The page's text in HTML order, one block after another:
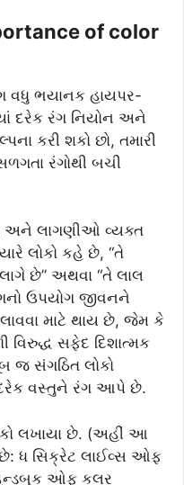
of color
વધુ ભયાનક હાયપર-
દરેક રંગ નિયોન અને
કરી શકો છો, તમારી
રંગોથી બચી
અને લાગણીઓ વ્યક્ત
લોકો કહે છે, “તે
લાગે છે” અથવા “તે લાલ
ઉપયોગ જીવનને
માટે થાય છે, જેમ કે
વિરુદ્ધ સફેદ દિશાત્મક
જ સંગઠિત લોકો
દરેક વસ્તુને રંગ આપે છે.
લખાયા છે. (અહીં આ
છે: ધ સિક્રેટ લાઈવ્સ ઓફ
ઓફ કલર